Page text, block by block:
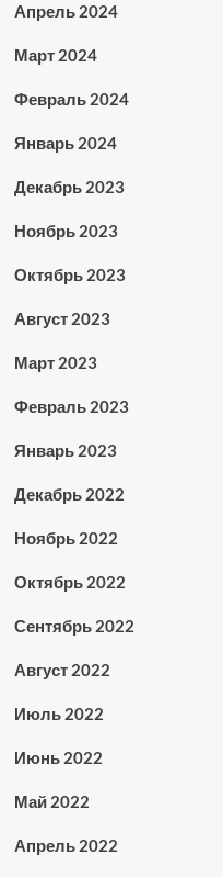
Апрель 2024
Март 2024
Февраль 2024
Январь 2024
Декабрь 2023
Ноябрь 2023
Октябрь 2023
Август 2023
Март 2023
Февраль 2023
Январь 2023
Декабрь 2022
Ноябрь 2022
Октябрь 2022
Сентябрь 2022
Август 2022
Июль 2022
Июнь 2022
Май 2022
Апрель 2022